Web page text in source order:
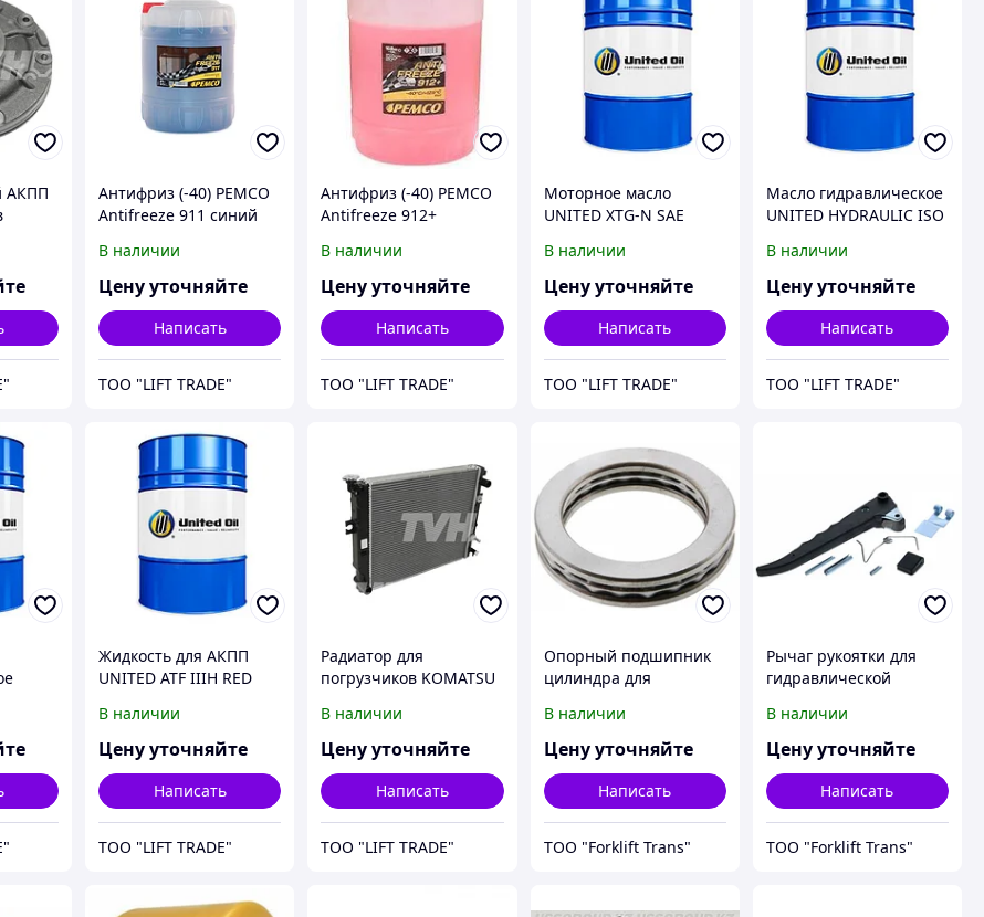
АКПП
Антифриз (-40) PEMCO
Antifreeze 911 синий
В наличии
Цену уточняйте
Написать
ТОО "LIFT TRADE"
Антифриз (-40) PEMCO
Antifreeze 912+
В наличии
Цену уточняйте
Написать
ТОО "LIFT TRADE"
Моторное масло
UNITED XTG-N SAE
В наличии
Цену уточняйте
Написать
ТОО "LIFT TRADE"
Масло гидравлическое
UNITED HYDRAULIC ISO
В наличии
Цену уточняйте
Написать
ТОО "LIFT TRADE"
Жидкость для АКПП
UNITED ATF IIIH RED
В наличии
Цену уточняйте
Написать
ТОО "LIFT TRADE"
Радиатор для
погрузчиков KOMATSU
1,5т
В наличии
Цену уточняйте
Написать
ТОО "LIFT TRADE"
Опорный подшипник
цилиндра для
тележки 50*70*14мм
В наличии
Цену уточняйте
Написать
ТОО "Forklift Trans"
Рычаг рукоятки для
гидравлической
В наличии
Цену уточняйте
Написать
ТОО "Forklift Trans"